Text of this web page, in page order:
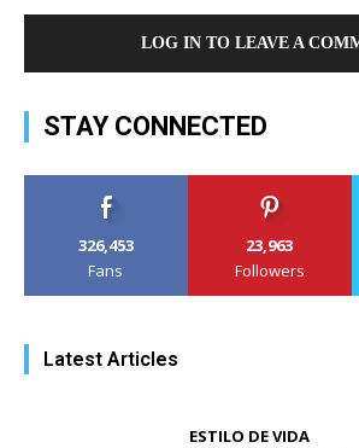
LOG IN TO LEAVE A
STAY CONNECTED
326,453
Fans
23,963
Followers
Latest Articles
ESTILO DE VIDA